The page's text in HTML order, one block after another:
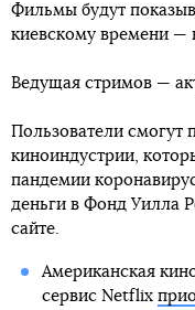
Фильмы будут
киевскому времени —
Ведущая стримов —
Пользователи смогут
киноиндустрии,
пандемии
деньги в Фонд Уилла
сайте.
Американская
сервис Netflix